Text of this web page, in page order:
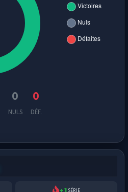
0
NULS
0
DÉF.
SÉRIE